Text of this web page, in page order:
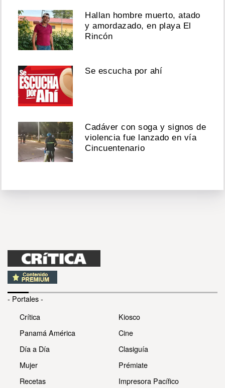
Hallan hombre muerto, atado
y amordazado, en playa El
Rincón
Se escucha por ahí
Cadáver con soga y signos de
violencia fue lanzado en vía
Cincuentenario
- Portales -
Crítica
Panamá América
Día a Día
Mujer
Recetas
Kiosco
Cine
Clasiguía
Prémiate
Impresora Pacífico